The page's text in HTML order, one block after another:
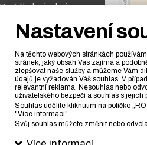
Proč školení od nás
Dárkové poukazy
Blog
Nastavení soukromí
Kontakt
© 2010 - 2026 PrimaFuture.cz
Nastavení
Na těchto webových stránkách
stránek, jaký obsah Vás zajímá a
zlepšovat naše služby a můžeme Vám
údajů je vyžadován Váš souhlas. V
relevantní reklama. Nesouhlas nebo
uživatelského bezpečí a souhlas s
Souhlas udělíte kliknutím na políčko
"Více informací".
Svůj souhlas můžete změnit nebo